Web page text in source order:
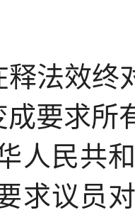
释法效终
成要求所
人民共
求议员